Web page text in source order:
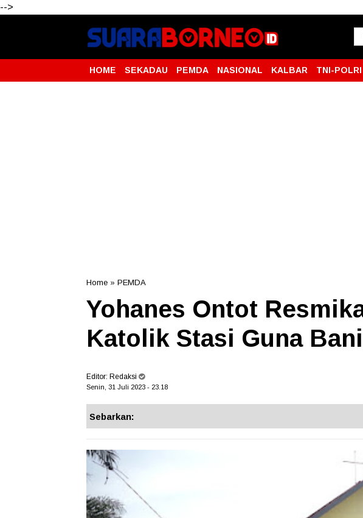
-->
HOME SEKADAU PEMDA NASIONAL KALBAR TNI-POLRI
Home » PEMDA
Yohanes Ontot
Katolik Stasi Guna
Editor: Redaksi
Senin, 31 Juli 2023 - 23.18
Sebarkan: